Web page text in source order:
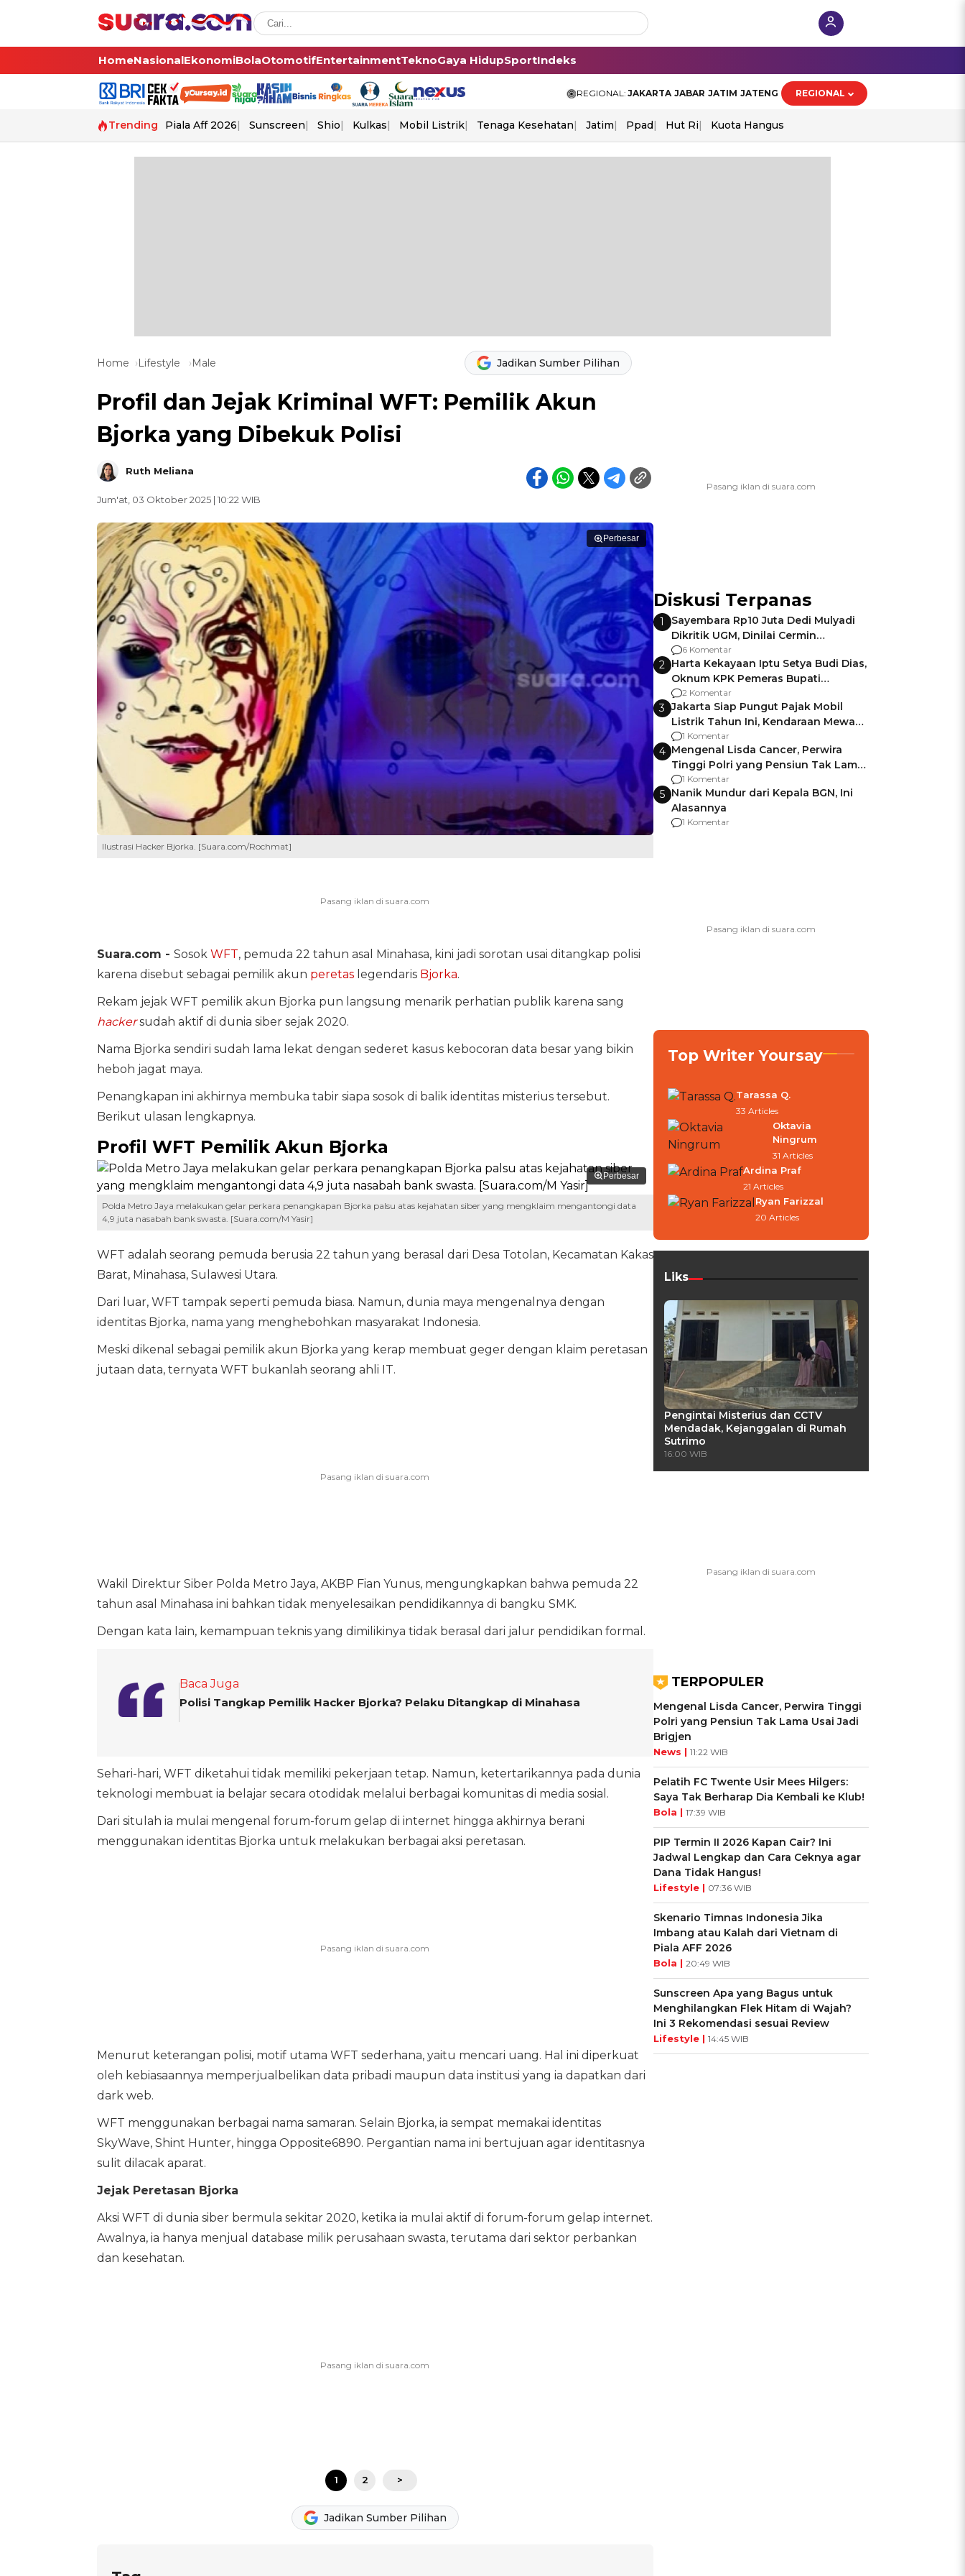
HomeNasionalEkonomiBolaOtomotifEntertainmentTeknoGaya HidupSportIndeks
REGIONAL: JAKARTA JABAR JATIM JATENG REGIONAL
Trending Piala Aff 2026 Sunscreen Shio Kulkas Mobil Listrik Tenaga Kesehatan Jatim Ppad Hut Ri Kuota Hangus
Home Lifestyle Male Jadikan Sumber Pilihan
Profil dan Jejak Kriminal WFT: Pemilik Akun
Bjorka yang Dibekuk Polisi
Ruth Meliana
Jum'at, 03 Oktober 2025 | 10:22 WIB
Perbesar
Ilustrasi Hacker Bjorka. [Suara.com/Rochmat]
Suara.com - Sosok WFT, pemuda 22 tahun asal Minahasa, kini jadi sorotan usai ditangkap polisi
karena disebut sebagai pemilik akun peretaslegendaris Bjorka.
Rekam jejak WFT pemilik akun Bjorka pun langsung menarik perhatian publik karena sang
hackersudah aktif di dunia siber sejak 2020.
Nama Bjorka sendiri sudah lama lekat dengan sederet kasus kebocoran data besar yang bikin
heboh jagat maya.
Penangkapan ini akhirnya membuka tabir siapa sosok di balik identitas misterius tersebut.
Berikut ulasan lengkapnya.
Profil WFT Pemilik Akun Bjorka
Perbesar
Polda Metro Jaya melakukan gelar perkara penangkapan Bjorka palsu atas kejahatan siber yang mengklaim mengantongi data
4,9 juta nasabah bank swasta. [Suara.com/M Yasir]
WFT adalah seorang pemuda berusia 22 tahun yang berasal dari Desa Totolan, Kecamatan Kakas
Barat, Minahasa, Sulawesi Utara.
Dari luar, WFT tampak seperti pemuda biasa. Namun, dunia maya mengenalnya dengan
identitas Bjorka, nama yang menghebohkan masyarakat Indonesia.
Meski dikenal sebagai pemilik akun Bjorka yang kerap membuat geger dengan klaim peretasan
jutaan data, ternyata WFT bukanlah seorang ahli IT.
Wakil Direktur Siber Polda Metro Jaya, AKBP Fian Yunus, mengungkapkan bahwa pemuda 22
tahun asal Minahasa ini bahkan tidak menyelesaikan pendidikannya di bangku SMK.
Dengan kata lain, kemampuan teknis yang dimilikinya tidak berasal dari jalur pendidikan formal.
Baca Juga
Polisi Tangkap Pemilik Hacker Bjorka? Pelaku Ditangkap di Minahasa
Sehari-hari, WFT diketahui tidak memiliki pekerjaan tetap. Namun, ketertarikannya pada dunia
teknologi membuat ia belajar secara otodidak melalui berbagai komunitas di media sosial.
Dari situlah ia mulai mengenal forum-forum gelap di internet hingga akhirnya berani
menggunakan identitas Bjorka untuk melakukan berbagai aksi peretasan.
Menurut keterangan polisi, motif utama WFT sederhana, yaitu mencari uang. Hal ini diperkuat
oleh kebiasaannya memperjualbelikan data pribadi maupun data institusi yang ia dapatkan dari
dark web.
WFT menggunakan berbagai nama samaran. Selain Bjorka, ia sempat memakai identitas
SkyWave, Shint Hunter, hingga Opposite6890. Pergantian nama ini bertujuan agar identitasnya
sulit dilacak aparat.
Jejak Peretasan Bjorka
Aksi WFT di dunia siber bermula sekitar 2020, ketika ia mulai aktif di forum-forum gelap internet.
Awalnya, ia hanya menjual database milik perusahaan swasta, terutama dari sektor perbankan
dan kesehatan.
1 2 >
Jadikan Sumber Pilihan
Diskusi Terpanas
1
Sayembara Rp10 Juta Dedi Mulyadi
Dikritik UGM, Dinilai Cermin
Gagalnya Negara Jamin Keamanan
6 Komentar
2 Harta Kekayaan Iptu Setya Budi Dias,
Oknum KPK Pemeras Bupati
Pemalang
2 Komentar
3 Jakarta Siap Pungut Pajak Mobil
Listrik Tahun Ini, Kendaraan Mewah
Kena hingga 75% PKB
1 Komentar
4 Mengenal Lisda Cancer, Perwira
Tinggi Polri yang Pensiun Tak Lama
Usai Jadi Brigjen
1 Komentar
5 Nanik Mundur dari Kepala BGN, Ini
Alasannya
1 Komentar
Top Writer Yoursay
Tarassa Q.
33 Articles
Oktavia
Ningrum
31 Articles
Ardina Praf
21 Articles
Ryan Farizzal
20 Articles
Liks
Pengintai Misterius dan CCTV
Mendadak, Kejanggalan di Rumah
Sutrimo
16:00 WIB
TERPOPULER
Mengenal Lisda Cancer, Perwira Tinggi
Polri yang Pensiun Tak Lama Usai Jadi
Brigjen
News | 11:22 WIB
Pelatih FC Twente Usir Mees Hilgers:
Saya Tak Berharap Dia Kembali ke Klub!
Bola | 17:39 WIB
PIP Termin II 2026 Kapan Cair? Ini
Jadwal Lengkap dan Cara Ceknya agar
Dana Tidak Hangus!
Lifestyle | 07:36 WIB
Skenario Timnas Indonesia Jika
Imbang atau Kalah dari Vietnam di
Piala AFF 2026
Bola | 20:49 WIB
Sunscreen Apa yang Bagus untuk
Menghilangkan Flek Hitam di Wajah?
Ini 3 Rekomendasi sesuai Review
Lifestyle | 14:45 WIB